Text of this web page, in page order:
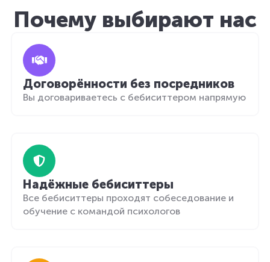
Почему выбирают нас
Договорённости без посредников
Вы договариваетесь с бебиситтером напрямую
Надёжные бебиситтеры
Все бебиситтеры проходят собеседование и
обучение с командой психологов